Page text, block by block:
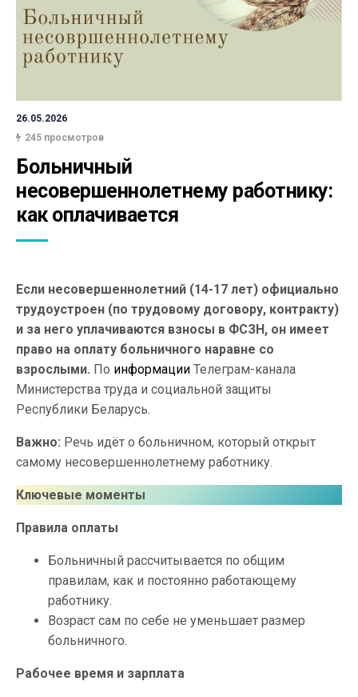
26.05.2026
245 просмотров
Больничный
несовершеннолетнему работнику:
как оплачивается
Если несовершеннолетний (14-17 лет) официально
трудоустроен (по трудовому договору, контракту)
и за него уплачиваются взносы в ФСЗН, он имеет
право на оплату больничного наравне со
взрослыми. По информации Телеграм-канала
Министерства труда и социальной защиты
Республики Беларусь.
Важно: Речь идёт о больничном, который открыт
самому несовершеннолетнему работнику.
Ключевые моменты
Правила оплаты
Больничный рассчитывается по общим
правилам, как и постоянно работающему
работнику.
Возраст сам по себе не уменьшает размер
больничного.
Рабочее время и зарплата